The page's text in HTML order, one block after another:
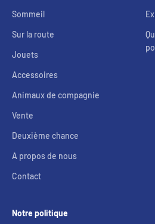
Sommeil
Sur la route
Jouets
Accessoires
Animaux de compagnie
Vente
Deuxième chance
A propos de nous
Contact
Notre politique